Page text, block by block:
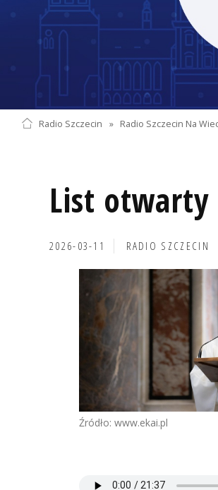
Radio Szczecin » Radio Szczecin Na
List otwarty
2026-03-11 RADIO SZCZECIN
Źródło: www.ekai.pl